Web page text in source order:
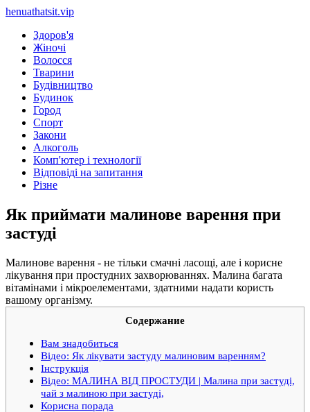
henuathatsit.vip
Здоров'я
Жіночі
Волосся
Тварини
Будівництво
Будинок
Город
Спорт
Закони
Алкоголь
Комп'ютер і технології
Відповіді на запитання
Різне
Як приймати малинове варення при
застуді
Малинове варення - не тільки смачні ласощі, але і корисне
лікування при простудних захворюваннях. Малина багата
вітамінами і мікроелементами, здатними надати користь
вашому організму.
Содержание
Вам знадобиться
Відео: Як лікувати застуду малиновим варенням?
Інструкція
Відео: МАЛИНА ВІД ПРОСТУДИ | Малина при застуді,
чай з малиною при застуді,
Корисна порада